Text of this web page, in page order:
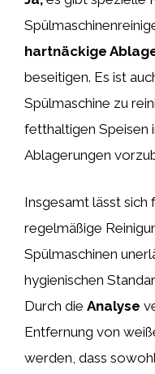
hartnäckige
beseitigen. Es ist
Spülmaschine zu
fetthaltigen Speisen
Ablagerungen
Insgesamt lässt sich
regelmäßige
Spülmaschinen
hygienischen
Durch die Analyse
Entfernung von
werden, dass